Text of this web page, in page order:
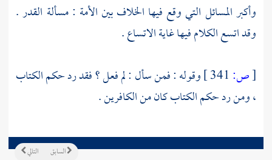
وأكبر المسائل التي وقع فيها الخلاف بين الأمة : مسألة القدر .
وقد اتسع الكلام فيها غاية الاتساع .
[ص:
وقوله : فمن سأل : لم فعل ؟ فقد رد حكم الكتاب
، ومن رد حكم الكتاب كان من الكافرين .
التالي السابق